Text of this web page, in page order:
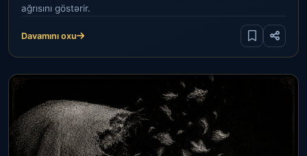
ağrısını göstərir.
Davamını oxu